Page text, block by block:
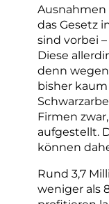
Ausnahmen
das Gesetz
sind vorbei
Diese
denn
bisher
Firmen
aufgestellt.
können
Rund 3,7
weniger als